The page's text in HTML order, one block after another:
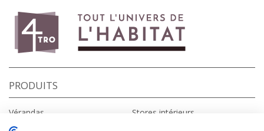
PRODUITS
Vérandas
Fenêtres
Stores intérieurs